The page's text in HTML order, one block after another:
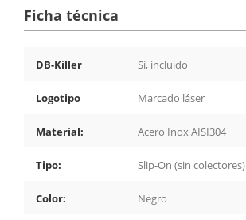
Ficha técnica
DB-Killer Sí, incluido
Logotipo Marcado láser
Material: Acero Inox AISI304
Tipo: Slip-On (sin colectores)
Color: Negro